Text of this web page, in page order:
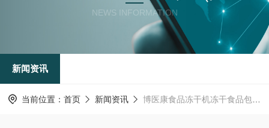
NEWS INFORMATION
新闻资讯
当前位置： 首页 新闻资讯 博医康食品冻干机冻干食品包材选择